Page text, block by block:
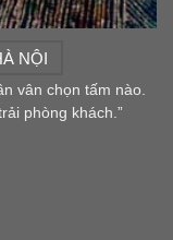
NỘI
vân chọn tấm nào.
phòng khách.”